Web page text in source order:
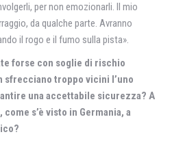
per non emozionarli. Il mio
da qualche parte. Avranno
il rogo e il fumo sulla pista».
forse con soglie di rischio
sfrecciano troppo vicini l’uno
una accettabile sicurezza? A
s’è visto in Germania, a